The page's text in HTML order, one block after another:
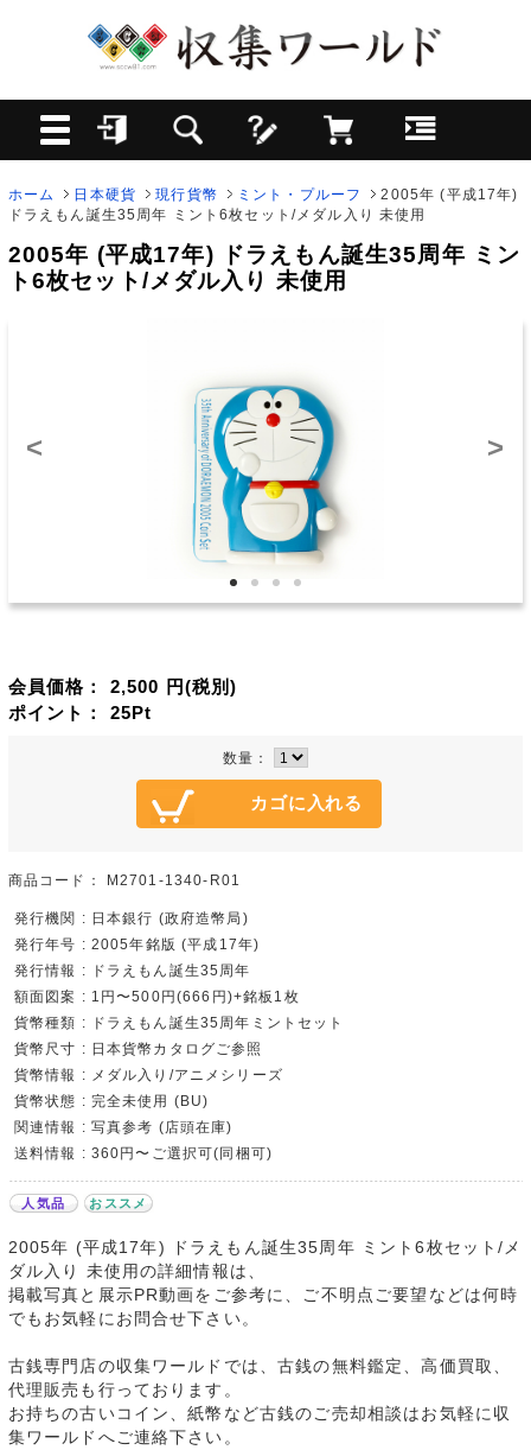
ホーム 日本硬貨 現行貨幣 ミント・プルーフ
2005年 (平成17年)
ドラえもん誕生35周年 ミント6枚セット/メダル入り 未使用
2005年 (平成17年) ドラえもん誕生35周年 ミン
ト6枚セット/メダル入り 未使用
< >
会員価格： 2,500 円(税別)
ポイント： 25Pt
数量：
商品コード： M2701-1340-R01
発行機関 : 日本銀行 (政府造幣局)
発行年号 : 2005年銘版 (平成17年)
発行情報 : ドラえもん誕生35周年
額面図案 : 1円〜500円(666円)+銘板1枚
貨幣種類 : ドラえもん誕生35周年ミントセット
貨幣尺寸 : 日本貨幣カタログご参照
貨幣情報 : メダル入り/アニメシリーズ
貨幣状態 : 完全未使用 (BU)
関連情報 : 写真参考 (店頭在庫)
送料情報 : 360円〜ご選択可(同梱可)
人気品 おススメ
2005年 (平成17年) ドラえもん誕生35周年 ミント6枚セット/メ
ダル入り 未使用の詳細情報は、
掲載写真と展示PR動画をご参考に、ご不明点ご要望などは何時
でもお気軽にお問合せ下さい。
古銭専門店の収集ワールドでは、古銭の無料鑑定、高価買取、
代理販売も行っております。
お持ちの古いコイン、紙幣など古銭のご売却相談はお気軽に収
集ワールドへご連絡下さい。